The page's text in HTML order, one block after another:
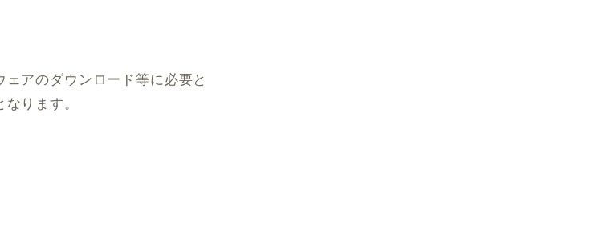
アのダウンロード等に必要と
ります。